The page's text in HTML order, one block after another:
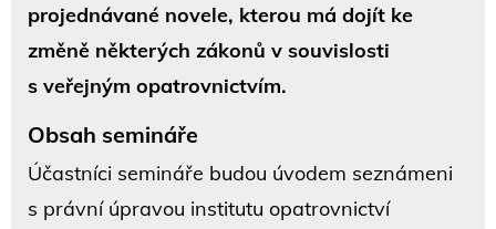
projednávané novele, kterou má dojít ke
změně některých zákonů v souvislosti
s veřejným opatrovnictvím.
Obsah semináře
Účastníci semináře budou úvodem seznámeni
s právní úpravou institutu opatrovnictví